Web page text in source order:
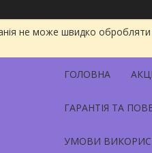
не може швидко обробляти
ГОЛОВНА
ГАРАНТІЯ ТА
УМОВИ